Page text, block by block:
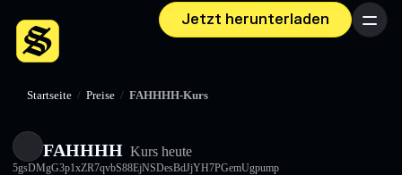
Jetzt herunterladen Menü
Startseite / Preise / FAHHHH-Kurs
FAHHHH Kurs heute
5gsDMgG3p1xZR7qvbS88EjNSDesBdJjYH7PGemUgpump